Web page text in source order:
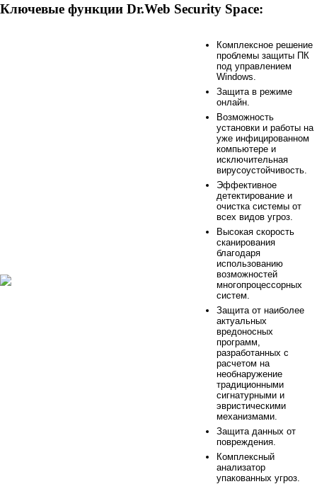
Ключевые функции Dr.Web Security Space:
Комплексное решение
проблемы защиты ПК
под управлением
Windows.
Защита в режиме
онлайн.
Возможность
установки и работы на
уже инфицированном
компьютере и
исключительная
вирусоустойчивость.
Эффективное
детектирование и
очистка системы от
всех видов угроз.
Высокая скорость
сканирования
благодаря
использованию
возможностей
многопроцессорных
систем.
Защита от наиболее
актуальных
вредоносных
программ,
разработанных с
расчетом на
необнаружение
традиционными
сигнатурными и
эвристическими
механизмами.
Защита данных от
повреждения.
Комплексный
анализатор
упакованных угроз.